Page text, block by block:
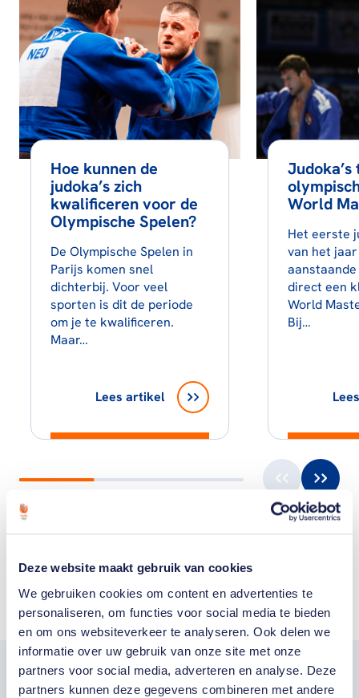
Deze website maakt gebruik van cookies
We gebruiken cookies om content en advertenties te
personaliseren, om functies voor social media te bieden
en om ons websiteverkeer te analyseren. Ook delen we
informatie over uw gebruik van onze site met onze
partners voor social media, adverteren en analyse. Deze
partners kunnen deze gegevens combineren met andere
Hoe kunnen de
judoka’s zich
kwalificeren voor de
Olympische Spelen?
De Olympische Spelen in
Parijs komen snel
dichterbij. Voor veel
sporten is dit de periode
om je te kwalificeren.
Maar…
Lees artikel
World
Het eerste
van het
direct een
World
Bij…
Toon alle